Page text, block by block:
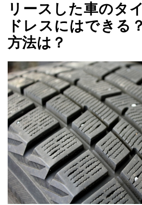
リースした車のタ
ドレスにはできる
方法は？